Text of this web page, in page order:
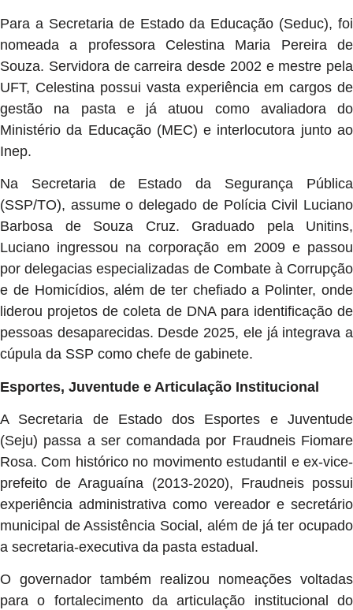
Para a Secretaria de Estado da Educação (Seduc), foi
nomeada a professora Celestina Maria Pereira de
Souza. Servidora de carreira desde 2002 e mestre pela
UFT, Celestina possui vasta experiência em cargos de
gestão na pasta e já atuou como avaliadora do
Ministério da Educação (MEC) e interlocutora junto ao
Inep.
Na Secretaria de Estado da Segurança Pública
(SSP/TO), assume o delegado de Polícia Civil Luciano
Barbosa de Souza Cruz. Graduado pela Unitins,
Luciano ingressou na corporação em 2009 e passou
por delegacias especializadas de Combate à Corrupção
e de Homicídios, além de ter chefiado a Polinter, onde
liderou projetos de coleta de DNA para identificação de
pessoas desaparecidas. Desde 2025, ele já integrava a
cúpula da SSP como chefe de gabinete.
Esportes, Juventude e Articulação Institucional
A Secretaria de Estado dos Esportes e Juventude
(Seju) passa a ser comandada por Fraudneis Fiomare
Rosa. Com histórico no movimento estudantil e ex-vice-
prefeito de Araguaína (2013-2020), Fraudneis possui
experiência administrativa como vereador e secretário
municipal de Assistência Social, além de já ter ocupado
a secretaria-executiva da pasta estadual.
O governador também realizou nomeações voltadas
para o fortalecimento da articulação institucional do